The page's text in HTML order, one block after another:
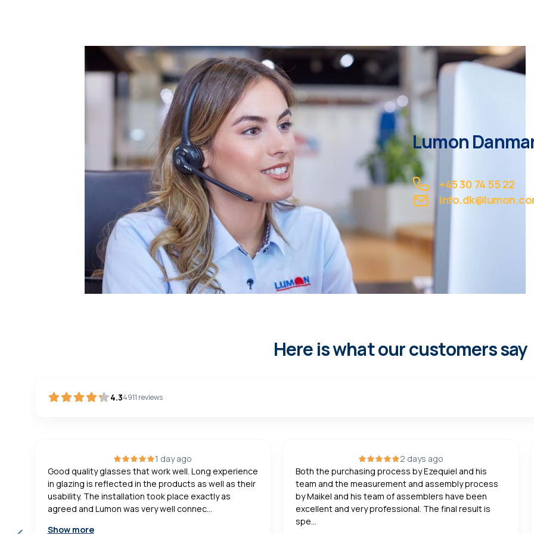
Lumon
+45 30 74 55 22
Here is what our customers say
4.34911 reviews
2 days ago
Both the purchasing process by Ezequiel and his
team and the measurement and assembly process
by Maikel and his team of assemblers have been
excellent and very professional. The final result is
2 days ago
Great professionals!!! , from the first visit they made
me reaffirm my choice. Seriousness, responsibility,
kindness, empathy, closeness are some qualities
that stand out. Thank you Esther (commerc...
Show more